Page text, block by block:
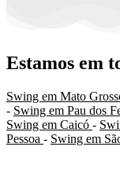
Estamos em
Swing em Mato
- Swing em Pau dos
Swing em Caicó -
Pessoa - Swing em